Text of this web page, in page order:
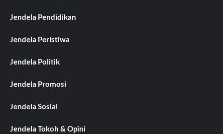
Jendela Pendidikan
Jendela Peristiwa
Jendela Politik
Jendela Promosi
Jendela Sosial
Jendela Tokoh & Opini